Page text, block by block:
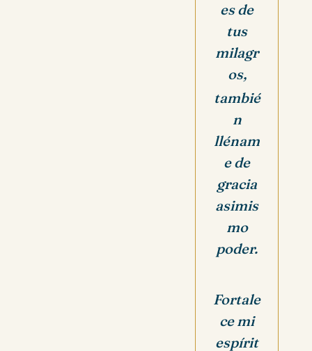
es de
tus
milagr
os,
tambié
n
llénam
e de
gracia
asimis
mo
poder.
Fortale
ce mi
espírit